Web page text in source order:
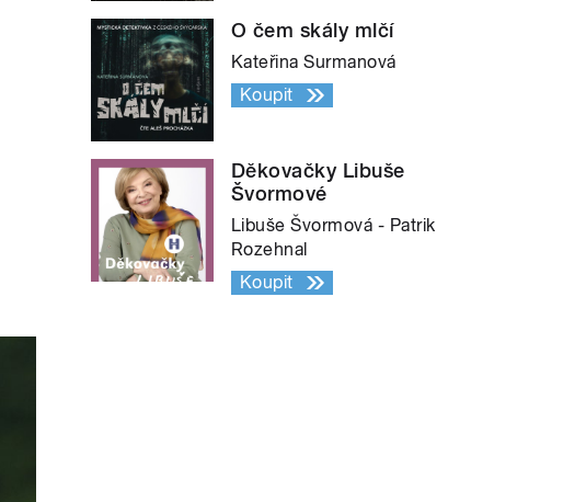
O čem skály mlčí
Kateřina Surmanová
Koupit
Děkovačky Libuše
Švormové
Libuše Švormová - Patrik
Rozehnal
Koupit